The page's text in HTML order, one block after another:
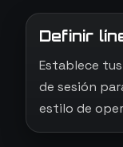
Definir
Establece
de sesión
estilo de